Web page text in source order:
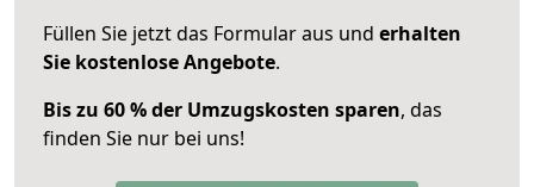
Füllen Sie jetzt das Formular aus und erhalten
Sie kostenlose Angebote.
Bis zu 60 % der Umzugskosten sparen, das
finden Sie nur bei uns!